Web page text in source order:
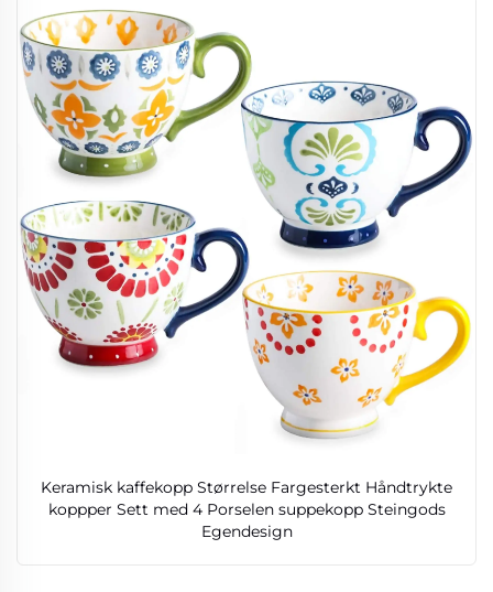
Keramisk kaffekopp Størrelse Fargesterkt Håndtrykte
koppper Sett med 4 Porselen suppekopp Steingods
Egendesign